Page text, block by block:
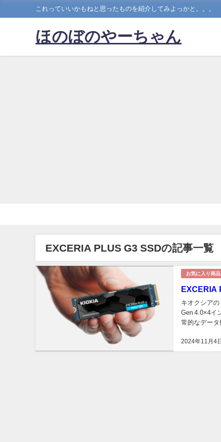
これっていいかもねと思ったものを紹介してみよっかと。。。
ほのぼのやーちゃん
EXCERIA PLUS G3 SSDの記事一覧
お気に入り商品
EXCERIA
2024年11月4
キオクシア
Gen 4.0×4イ
常的なデー